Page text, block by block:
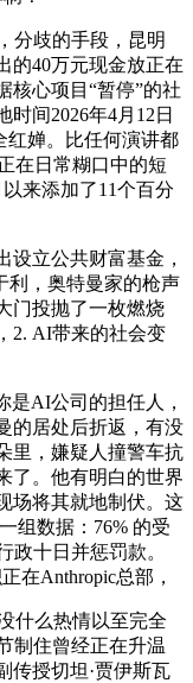
歧的手段，昆明
的40万元现金放正在
核心项目“暂停”的社
间2026年4月12日
红婵。比任何演讲都
在日常糊口中的短
来添加了11个百分
立公共财富基金，
利，奥特曼家的枪声
门投抛了一枚燃烧
2. AI带来的社会变
AI公司的担任人，
的居处后折返，有没
里，嫌疑人撞警车抗
了。他有明白的世界
场将其就地制伏。这
组数据：76% 的受
十日并惩罚款。
在Anthropic总部，
么热情以至完全
制住曾经正在升温
传授切坦·贾伊斯瓦